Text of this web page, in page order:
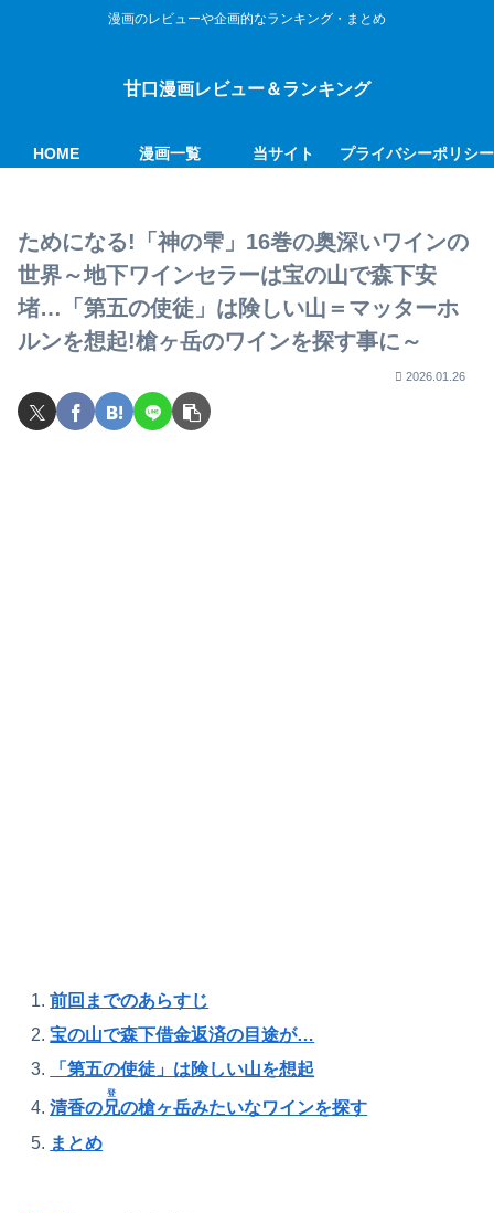
漫画のレビューや企画的なランキング・まとめ
甘口漫画レビュー＆ランキング
HOME 漫画一覧 当サイト プライバシーポリシー
ためになる!「神の雫」16巻の奥深いワインの
世界～地下ワインセラーは宝の山で森下安
堵…「第五の使徒」は険しい山＝マッターホ
ルンを想起!槍ヶ岳のワインを探す事に～
2026.01.26
前回までのあらすじ
宝の山で森下借金返済の目途が…
「第五の使徒」は険しい山を想起
清香の兄
登
の槍ヶ岳みたいなワインを探す
まとめ